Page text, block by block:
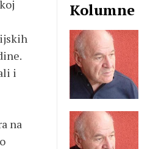
i
na
Kolumne